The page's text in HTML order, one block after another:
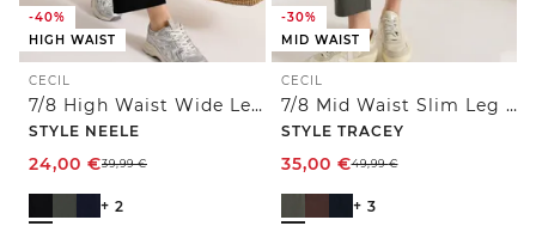
-40%
HIGH WAIST
CECIL
7/8 High Waist Wide Leg Jerseyhose im Loose Fit
STYLE NEELE
24,00 €39,99€
+ 2
-30%
MID WAIST
CECIL
7/8 Mid Waist Slim Leg Hose im Casual Fit
STYLE TRACEY
35,00 €49,99€
+ 3